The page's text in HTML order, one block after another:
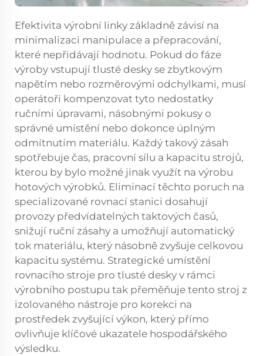
Efektivita výrobní linky základně závisí na
minimalizaci manipulace a přepracování,
které nepřidávají hodnotu. Pokud do fáze
výroby vstupují tlusté desky se zbytkovým
napětím nebo rozměrovými odchylkami, musí
operátoři kompenzovat tyto nedostatky
ručními úpravami, násobnými pokusy o
správné umístění nebo dokonce úplným
odmítnutím materiálu. Každý takový zásah
spotřebuje čas, pracovní sílu a kapacitu strojů,
kterou by bylo možné jinak využít na výrobu
hotových výrobků. Eliminací těchto poruch na
specializované rovnací stanici dosahují
provozy předvídatelných taktových časů,
snižují ruční zásahy a umožňují automatický
tok materiálu, který násobně zvyšuje celkovou
kapacitu systému. Strategické umístění
rovnacího stroje pro tlusté desky v rámci
výrobního postupu tak přeměňuje tento stroj z
izolovaného nástroje pro korekci na
prostředek zvyšující výkon, který přímo
ovlivňuje klíčové ukazatele hospodářského
výsledku.